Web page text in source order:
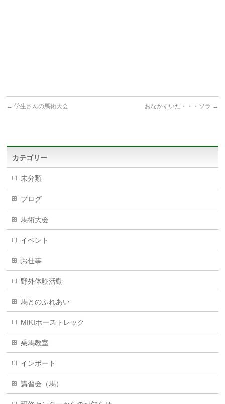
← 学生さんの馬術大会 おなかすいた・・・ソラ →
カテゴリー
未分類
ブログ
馬術大会
イベント
お仕事
野外体験活動
馬とのふれあい
MIKIホーストレック
乗馬教室
インポート
講習会（馬）